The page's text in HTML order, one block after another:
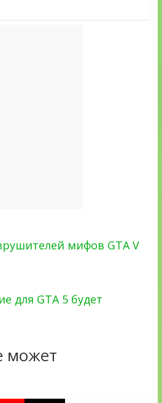
мифов GTA V
для GTA 5 будет
может